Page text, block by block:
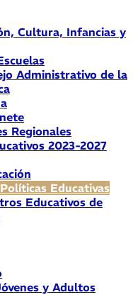
Cultura, Infancias y
Administrativo de la
Regionales
2023-2027
Educativas
Educativos de
y Adultos